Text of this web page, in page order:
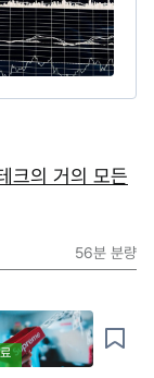
크의 거의 모든
56분 분량